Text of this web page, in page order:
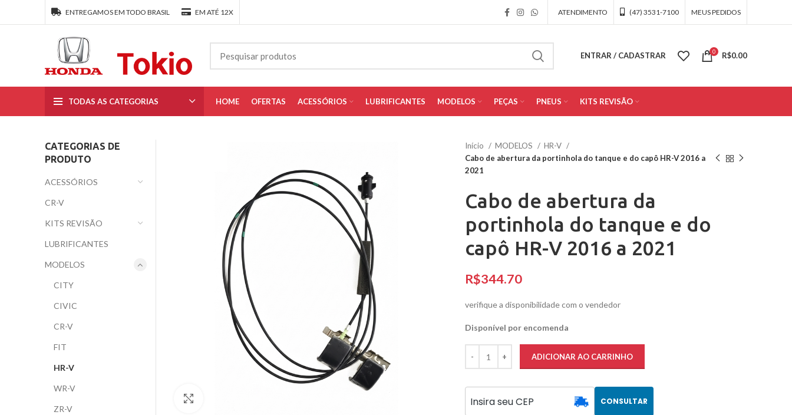
ENTREGAMOS EM TODO BRASIL EM ATÉ 12X ATENDIMENTO (47) 3531-7100 MEUS PEDIDOS
ENTRAR / CADASTRAR 0 R$0.00
TODAS AS CATEGORIAS HOME OFERTAS ACESSÓRIOS LUBRIFICANTES MODELOS PEÇAS PNEUS KITS REVISÃO
Início MODELOS
HR-V
Cabo de abertura da portinhola do tanque e do capô HR-V 2016 a
2021
Cabo de abertura da
portinhola do tanque e do
capô HR-V 2016 a 2021
R$
verifique a disponibilidade com o vendedor
Disponível por encomenda
ADICIONAR AO CARRINHO
CONSULTAR
CATEGORIAS DE
PRODUTO
ACESSÓRIOS
CR-V
KITS REVISÃO
LUBRIFICANTES
MODELOS
CITY
CIVIC
CR-V
FIT
HR-V
WR-V
ZR-V